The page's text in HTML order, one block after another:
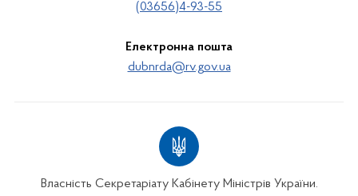
(03656)4-93-55
Електронна пошта
dubnrda@rv.gov.ua
Власність Секретаріату Кабінету Міністрів України.